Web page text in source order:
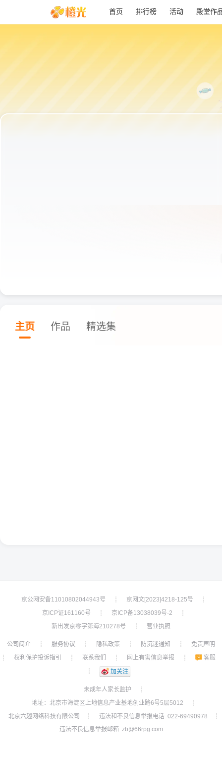
首页 排行榜 活动 殿堂作
主页 作品 精选集
京公网安备11010802044943号 ┊ 京网文[2023]4218-125号
┊
京ICP证161160号
┊ 京ICP备13038039号-2
┊
新出发京零字第海210278号
┊ 营业执照
公司简介 ┊ 服务协议 ┊ 隐私政策 ┊ 防沉迷通知 ┊
免责声明
┊
权利保护投诉指引 ┊ 联系我们 ┊ 网上有害信息举报 ┊
客服
┊
加关注
未成年人家长监护
┊
地址：北京市海淀区上地信息产业基地创业路6号5层5012
┊
北京六趣网络科技有限公司
┊ 违法和不良信息举报电话 022-69490978
┊
违法不良信息举报邮箱 zb@66rpg.com